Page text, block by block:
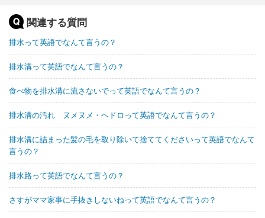
関連する質問
排水って英語でなんて言うの？
排水溝って英語でなんて言うの？
食べ物を排水溝に流さないでって英語でなんて言うの？
排水溝の汚れ ヌメヌメ・ヘドロって英語でなんて言うの？
排水溝に詰まった髪の毛を取り除いて捨ててくださいって英語でなんて
言うの？
排水路って英語でなんて言うの？
さすがママ家事に手抜きしないねって英語でなんて言うの？